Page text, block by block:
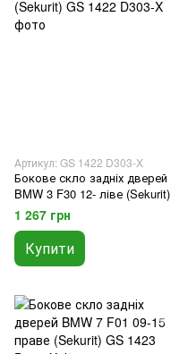
Артикул: GS 1422 D303-X
Бокове скло задніх дверей
BMW 3 F30 12- ліве (Sekurit)
1 267 грн
Купити